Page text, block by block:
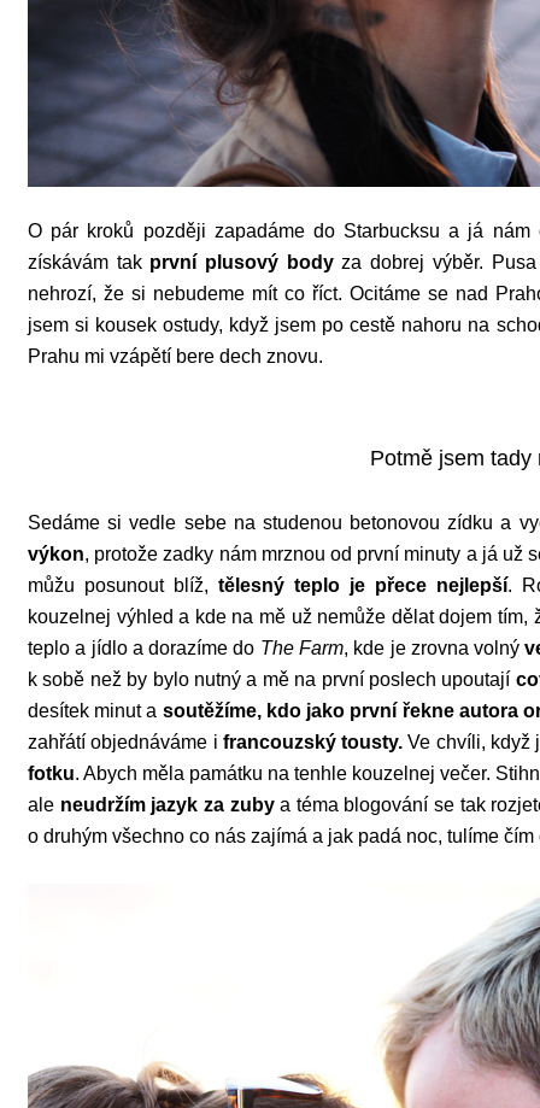
O pár kroků později zapadáme do Starbucksu a já
získávám tak první plusový bodyza dobrej výběr. Pusa
nehrozí, že si nebudeme mít co říct. Ocitáme se nad
jsem si kousek ostudy, když jsem po cestě nahoru na
Prahu mi vzápětí bere dech znovu.
Potmě jsem
Sedáme si vedle sebe na studenou betonovou zídku a
výkon, protože zadky nám mrznou od první minuty a já už
můžu posunout blíž, tělesný teplo je přece nejlepší.
kouzelnej výhled a kde na mě už nemůže dělat dojem
teplo a jídlo a dorazíme do The Farm, kde je zrovna volný
k sobě než by bylo nutný a mě na první poslech upoutají
desítek minut a soutěžíme, kdo jako první řekne autora
zahřátí objednáváme i francouzský tousty.Ve chvíli, když
fotku. Abych měla památku na tenhle kouzelnej večer.
ale neudržím jazyk za zubya téma blogování se tak
o druhým všechno co nás zajímá a jak padá noc, tulíme čím